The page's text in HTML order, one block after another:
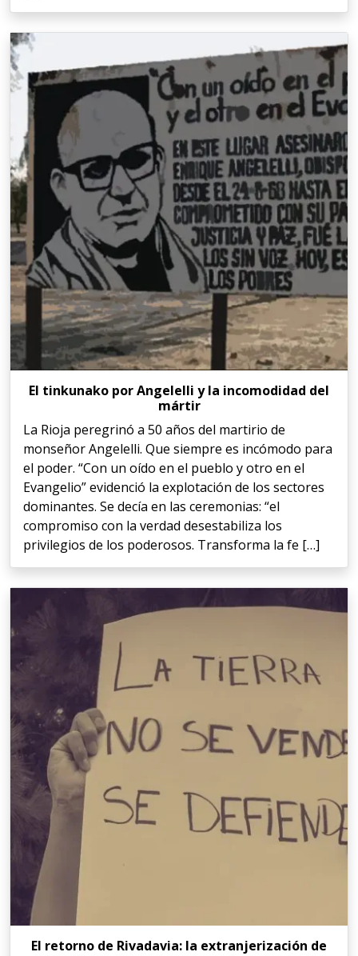
El tinkunako por Angelelli y la incomodidad del
mártir
La Rioja peregrinó a 50 años del martirio de
monseñor Angelelli. Que siempre es incómodo para
el poder. “Con un oído en el pueblo y otro en el
Evangelio” evidenció la explotación de los sectores
dominantes. Se decía en las ceremonias: “el
compromiso con la verdad desestabiliza los
privilegios de los poderosos. Transforma la fe […]
El retorno de Rivadavia: la extranjerización de